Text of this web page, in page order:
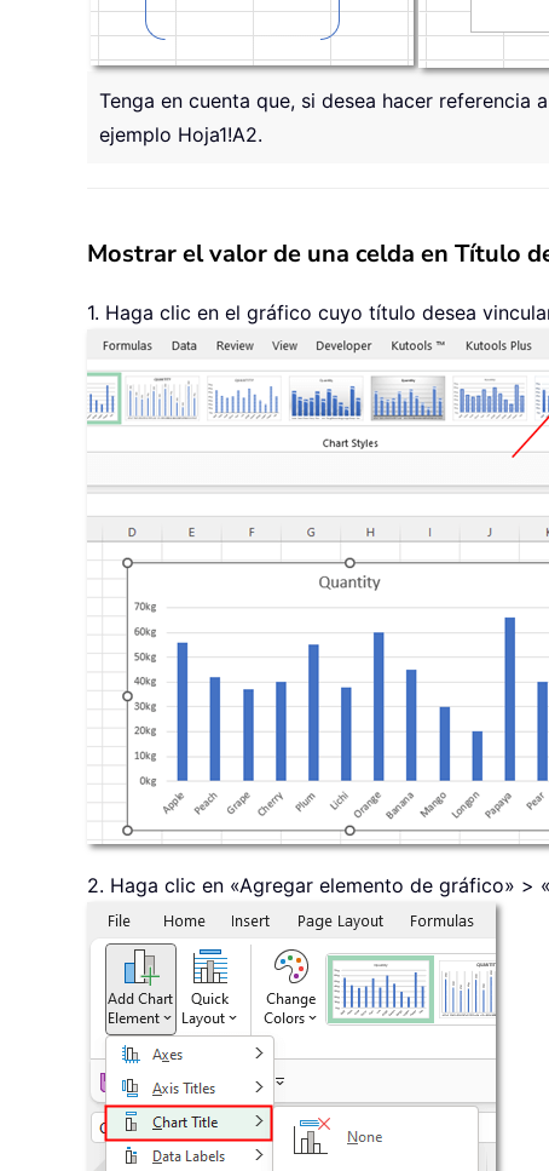
Tenga en cuenta que, si desea hacer
ejemplo Hoja1!A2.
Mostrar el valor de una celda en Título
1. Haga clic en el gráfico cuyo título desea
2. Haga clic en «Agregar elemento de gráfico»